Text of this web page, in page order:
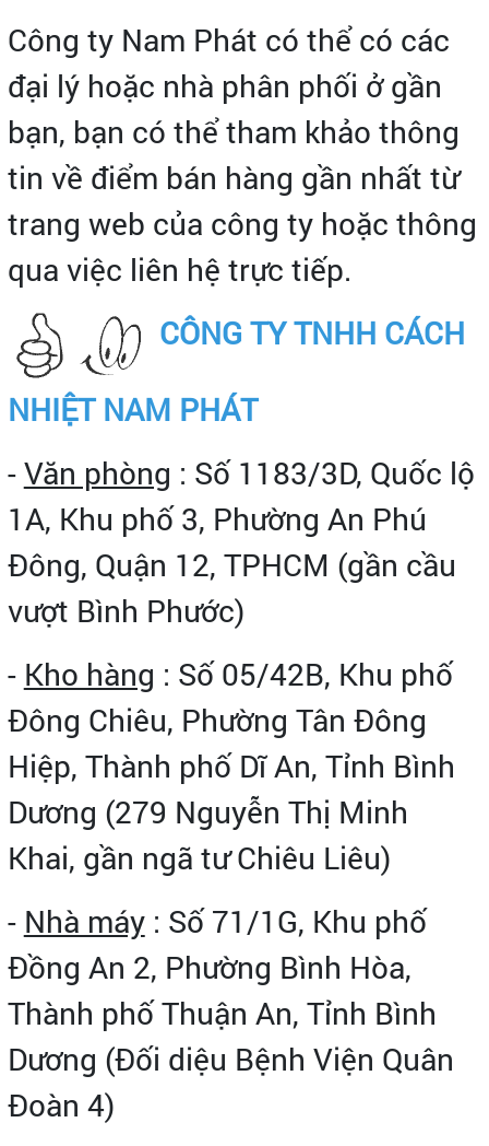
Công ty Nam Phát có thể có các
đại lý hoặc nhà phân phối ở gần
bạn, bạn có thể tham khảo thông
tin về điểm bán hàng gần nhất từ
trang web của công ty hoặc thông
qua việc liên hệ trực tiếp.
CÔNG TY TNHH CÁCH
NHIỆT NAM PHÁT
-Văn phòng : Số 1183/3D, Quốc lộ
1A, Khu phố 3, Phường An Phú
Đông, Quận 12, TPHCM (gần cầu
vượt Bình Phước)
- Kho hàng : Số 05/42B, Khu phố
Đông Chiêu, Phường Tân Đông
Hiệp, Thành phố Dĩ An, Tỉnh Bình
Dương (279 Nguyễn Thị Minh
Khai, gần ngã tư Chiêu Liêu)
- Nhà máy: Số 71/1G, Khu phố
Đồng An 2, Phường Bình Hòa,
Thành phố Thuận An, Tỉnh Bình
Dương (Đối diệu Bệnh Viện Quân
Đoàn 4)